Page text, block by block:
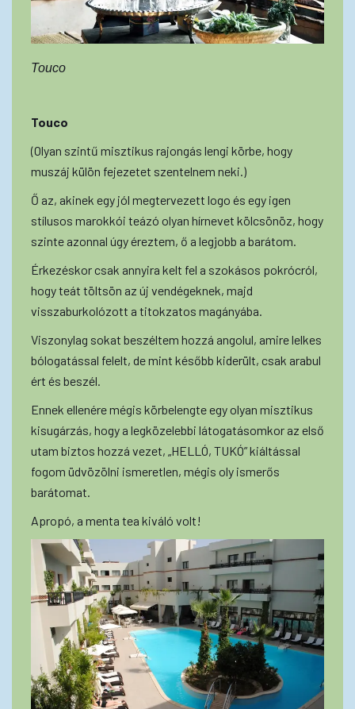
Touco
Touco
(Olyan szintű misztikus rajongás lengi körbe, hogy
muszáj külön fejezetet szentelnem neki.)
Ő az, akinek egy jól megtervezett logo és egy igen
stílusos marokkói teázó olyan hírnevet kölcsönöz, hogy
szinte azonnal úgy éreztem, ő a legjobb a barátom.
Érkezéskor csak annyira kelt fel a szokásos pokrócról,
hogy teát töltsön az új vendégeknek, majd
visszaburkolózott a titokzatos magányába.
Viszonylag sokat beszéltem hozzá angolul, amire lelkes
bólogatással felelt, de mint később kiderült, csak arabul
ért és beszél.
Ennek ellenére mégis körbelengte egy olyan misztikus
kisugárzás, hogy a legközelebbi látogatásomkor az első
utam biztos hozzá vezet, „HELLÓ, TUKÓ” kiáltással
fogom üdvözölni ismeretlen, mégis oly ismerős
barátomat.
Apropó, a menta tea kiváló volt!